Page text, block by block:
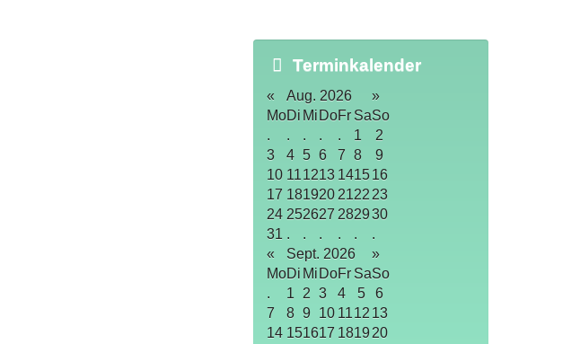
Terminkalender
« Aug. 2026
»
MoDi Mi DoFr SaSo
.
. . . . 1
2
3
4 5 6 7 8
9
10 111213 1415 16
17 181920 2122 23
24 252627 282930
31 . . . . .
.
«
Sept. 2026
»
MoDi Mi DoFr SaSo
.
1 2 3 4 5
6
7
8 9 10 1112 13
14 151617 1819 20